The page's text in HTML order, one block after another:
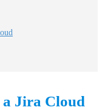
Jira Cloud